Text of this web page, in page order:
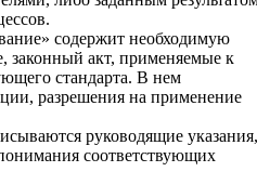
содержит необходимую
законный акт, применяемые к
стандарта. В нем
разрешения на применение
руководящие указания,
соответствующих